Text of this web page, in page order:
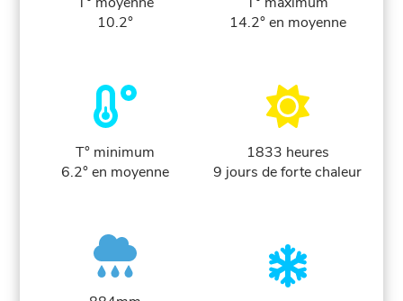
10.2°
14.2° en moyenne
T° minimum
6.2° en moyenne
1833 heures
9 jours de forte chaleur